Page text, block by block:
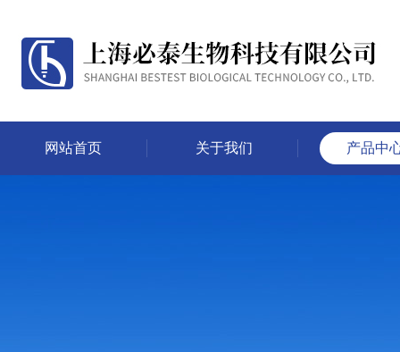
网站首页 关于我们 产品中